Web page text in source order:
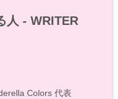
人 - WRITER
Colors 代表